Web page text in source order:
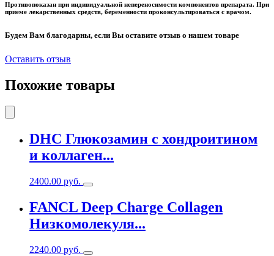
Противопоказан при индивидуальной непереносимости компонентов препарата. При
приеме лекарственных средств, беременности проконсультироваться с врачом.
Будем Вам благодарны, если Вы оставите отзыв о нашем товаре
Оставить отзыв
Похожие товары
DHC Глюкозамин с хондроитином
и коллаген...
2400.00 руб.
FANCL Deep Charge Collagen
Низкомолекуля...
2240.00 руб.